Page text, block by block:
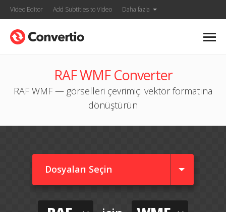
Video Editor Add Subtitles to Video Daha fazla
RAF WMF Converter
RAF WMF — görselleri çevrimiçi vektör formatına
dönüştürün
Dosyaları Seçin